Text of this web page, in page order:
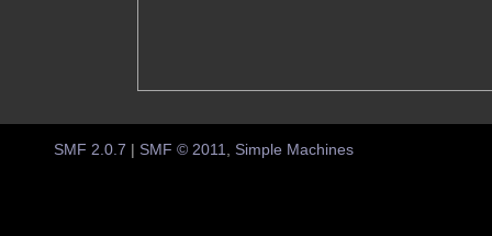
SMF 2.0.7 SMF © 2011 Simple Machines